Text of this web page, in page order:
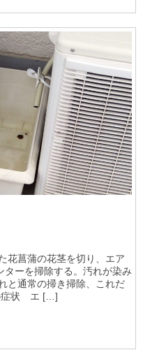
花菖蒲の花茎を切り、エア
ターを掃除する。汚れが染み
と通常の掃き掃除、これだ
症状 エ […]